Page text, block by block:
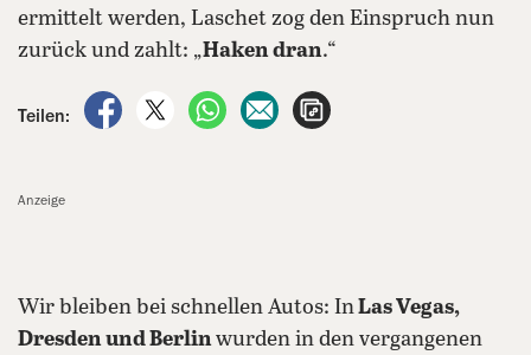
ermittelt werden, Laschet zog den Einspruch nun
zurück und zahlt: „Haken dran.“
Teilen:
auf Facebook teilen
auf X teilenper WhatsApp teilen
per E-Mail teilen
Anzeige
Wir bleiben bei schnellen Autos: InLas Vegas,
Dresden und Berlinwurden in den vergangenen